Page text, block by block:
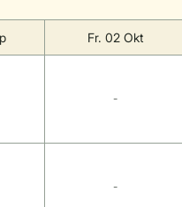
Fr. 02 Okt
-
-